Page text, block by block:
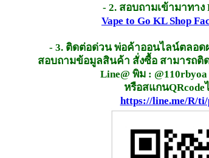
- 2. สอบถามเข้ามาทาง
Vape to Go KL Shop
- 3. ติดต่อด่วน พ่อค้าออนไลน์ตลอด
สอบถามข้อมูลสินค้า สั่งซื้อ สามารถติ
Line@ พิม :
หรือสแกนQRcode
https://line.me/R/